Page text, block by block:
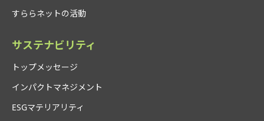
すららネットの活動
サステナビリティ
トップメッセージ
インパクトマネジメント
ESGマテリアリティ